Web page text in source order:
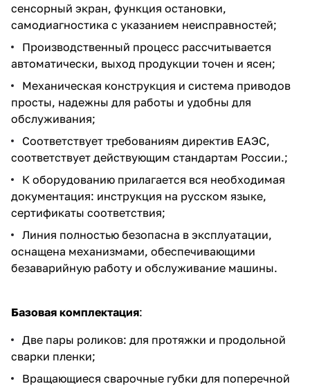
сенсорный экран, функция остановки,
самодиагностика с указанием неисправностей;
Производственный процесс рассчитывается
автоматически, выход продукции точен и ясен;
Механическая конструкция и система приводов
просты, надежны для работы и удобны для
обслуживания;
Соответствует требованиям директив ЕАЭС,
соответствует действующим стандартам России.;
К оборудованию прилагается вся необходимая
документация: инструкция на русском языке,
сертификаты соответствия;
Линия полностью безопасна в эксплуатации,
оснащена механизмами, обеспечивающими
безаварийную работу и обслуживание машины.
Базовая комплектация:
Две пары роликов: для протяжки и продольной
сварки пленки;
Вращающиеся сварочные губки для поперечной